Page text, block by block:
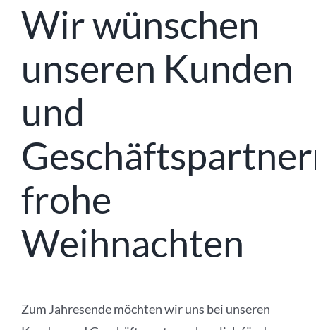
Wir wünschen
unseren Kunden
und
frohe
Weihnachten
Zum Jahresende möchten wir uns bei unseren